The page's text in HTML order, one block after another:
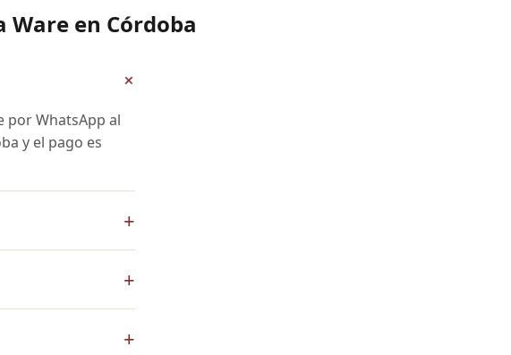
en Córdoba
+
por WhatsApp al
y el pago es
+
el 10% de +
+